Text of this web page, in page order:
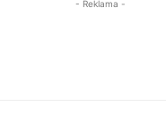
- Reklama -